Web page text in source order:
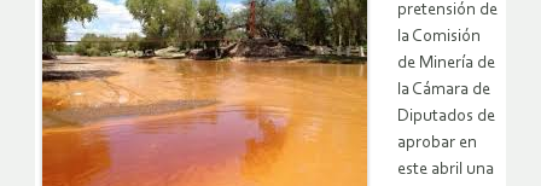
pretensión de
la Comisión
de Minería de
la Cámara de
Diputados de
aprobar en
este abril una